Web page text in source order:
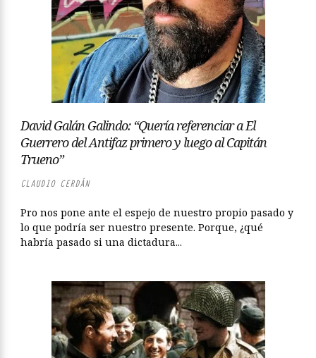
David Galán Galindo: “Quería referenciar a El
Guerrero del Antifaz primero y luego al Capitán
Trueno”
CLAUDIO CERDÁN
Pro nos pone ante el espejo de nuestro propio pasado y
lo que podría ser nuestro presente. Porque, ¿qué
habría pasado si una dictadura...